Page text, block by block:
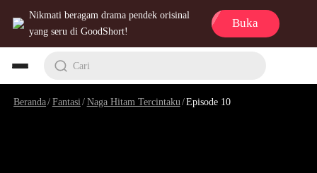
Nikmati beragam drama pendek orisinal
yang seru di GoodShort!
Buka
Cari
Beranda/Fantasi /Naga Hitam Tercintaku/Episode 10